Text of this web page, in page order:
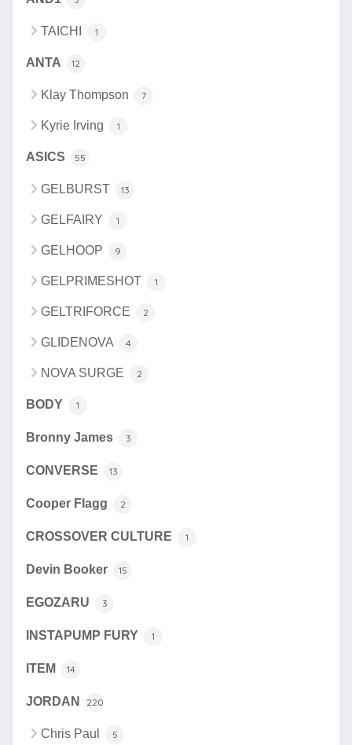
TAICHI 1
ANTA 12
Klay Thompson 7
Kyrie Irving 1
ASICS 55
GELBURST 13
GELFAIRY 1
GELHOOP 9
GELPRIMESHOT 1
GELTRIFORCE 2
GLIDENOVA 4
NOVA SURGE 2
BODY 1
Bronny James 3
CONVERSE 13
Cooper Flagg 2
CROSSOVER CULTURE 1
Devin Booker 15
EGOZARU 3
INSTAPUMP FURY 1
ITEM 14
JORDAN 220
Chris Paul 5